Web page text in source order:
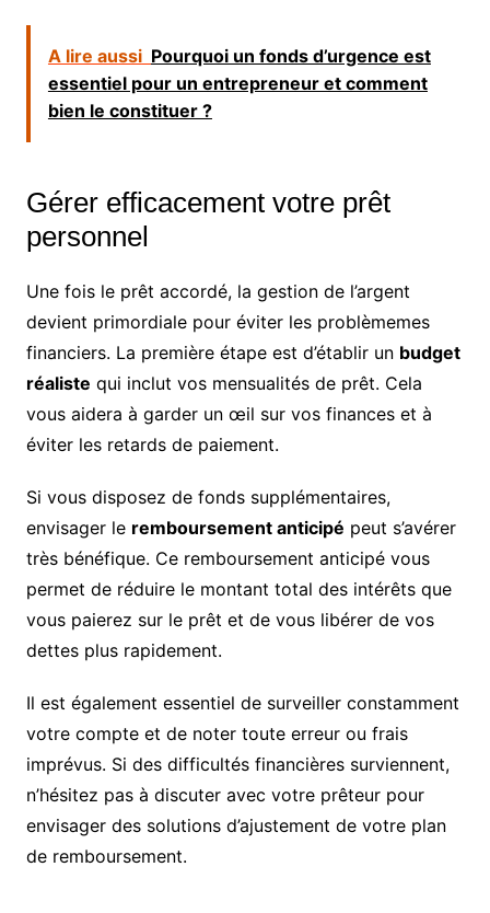
A lire aussi Pourquoi un fonds d’urgence est
essentiel pour un entrepreneur et comment
bien le constituer ?
Gérer efficacement votre prêt
personnel
Une fois le prêt accordé, la gestion de l’argent
devient primordiale pour éviter les problèmemes
financiers. La première étape est d’établir un budget
réaliste qui inclut vos mensualités de prêt. Cela
vous aidera à garder un œil sur vos finances et à
éviter les retards de paiement.
Si vous disposez de fonds supplémentaires,
envisager le remboursement anticipé peut s’avérer
très bénéfique. Ce remboursement anticipé vous
permet de réduire le montant total des intérêts que
vous paierez sur le prêt et de vous libérer de vos
dettes plus rapidement.
Il est également essentiel de surveiller constamment
votre compte et de noter toute erreur ou frais
imprévus. Si des difficultés financières surviennent,
n’hésitez pas à discuter avec votre prêteur pour
envisager des solutions d’ajustement de votre plan
de remboursement.